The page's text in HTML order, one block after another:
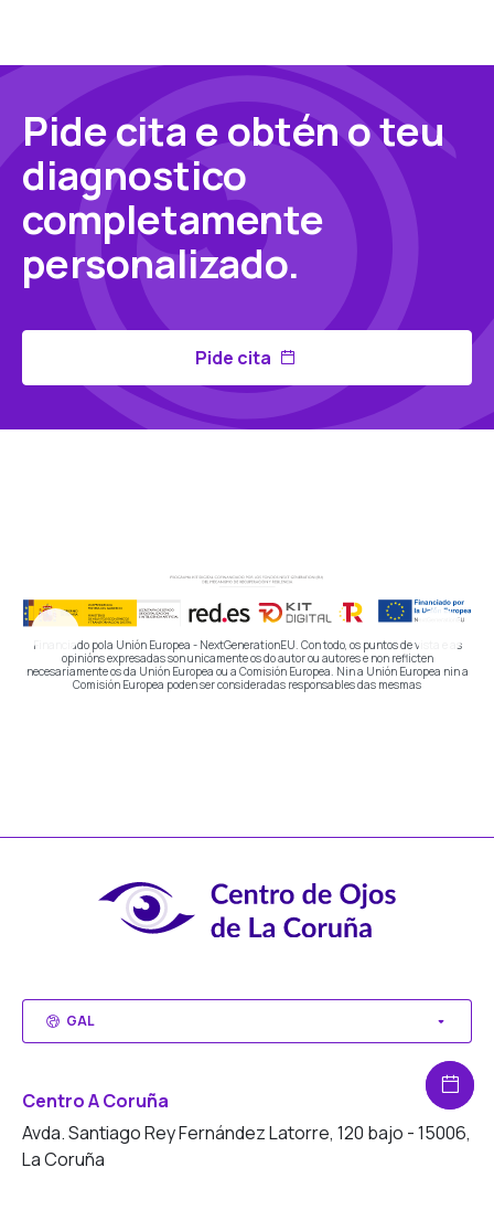
Pide cita e obtén o teu
diagnostico
completamente
personalizado.
Pide cita
Financiado pola Unión Europea - NextGenerationEU. Con todo, os puntos de vista e as
opinións expresadas son unicamente os do autor ou autores e non reflicten
necesariamente os da Unión Europea ou a Comisión Europea. Nin a Unión Europea nin a
Comisión Europea poden ser consideradas responsables das mesmas
GAL
Centro A Coruña
Avda. Santiago Rey Fernández Latorre, 120 bajo - 15006,
La Coruña